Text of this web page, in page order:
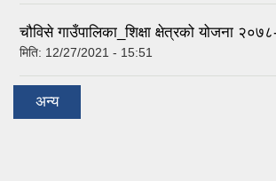
चौविसे गाउँपालिका_शिक्षा क्षेत्रको योजना
मिति: 12/27/2021 - 15:51
अन्य